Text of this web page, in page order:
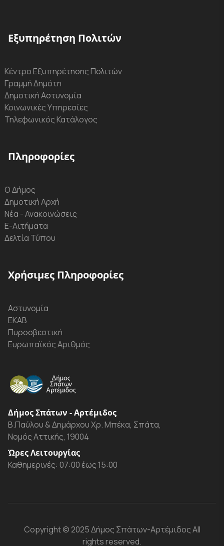
Εξυπηρέτηση Πολιτών
Κέντρο Εξυπηρέτησης Πολιτών
Γραμμή Δημότη
Δημοτική Αστυνομία
Κοινωνικές Υπηρεσίες
Τηλεφωνικός Κατάλογος
Πληροφορίες
Ο Δήμος
Δημοτική Αρχή
Νέα - Ανακοινώσεις
Ε-Αιτήματα
Δελτία Τύπου
Χρήσιμες Πληροφορίες
Αστυνομία
ΕΚΑΒ
Πυροσβεστική
Ευρωπαϊκός Αριθμός
Δήμος Σπάτων - Αρτέμιδος
Β.Παύλου & Δημάρχου Χρ. Μπέκα, Σπάτα,
Νομός Αττικής, 19004
Ώρες Λειτουργίας
Καθημερινές: 07:00 έως 15:00
Copyright© 2025 Δήμος Σπάτων-ΑρτέμιδοςAll
rights reserved.